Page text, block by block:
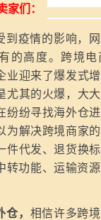
家们：
到疫情的影响，
的高度。跨境电
业迎来了爆发式
尤其的火爆，大
纷纷寻找海外仓
为解决跨境商家
件代发、退货换
转功能、运输资
仓， 相信许多跨